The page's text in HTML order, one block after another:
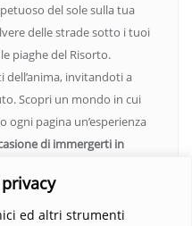
ed altri strumenti
del sole sulla tua
delle strade sotto i tuoi
piaghe del Risorto.
dell’anima, invitandoti a
Scopri un mondo in cui
pagina un’esperienza
di immergerti in